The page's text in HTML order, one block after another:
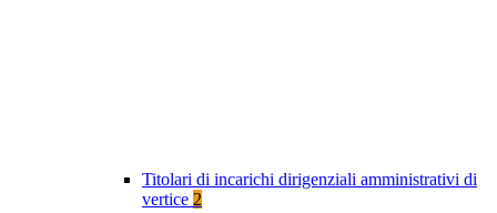
Titolari di incarichi dirigenziali amministrativi di
vertice 2